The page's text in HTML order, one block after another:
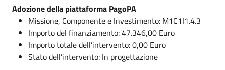
Adozione della piattaforma PagoPA
Missione, Componente e Investimento: M1C1I1.4.3
Importo del finanziamento: 47.346,00 Euro
Importo totale dell’intervento: 0,00 Euro
Stato dell’intervento: In progettazione